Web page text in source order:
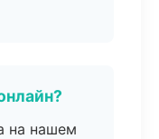
на нашем